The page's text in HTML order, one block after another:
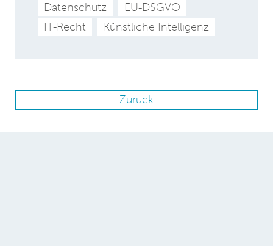
Datenschutz
EU-DSGVO
IT-Recht
Künstliche Intelligenz
Zurück